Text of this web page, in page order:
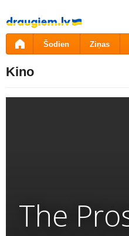
Pāriet
uz
saturu
Šodien Ziņas
Kino
The